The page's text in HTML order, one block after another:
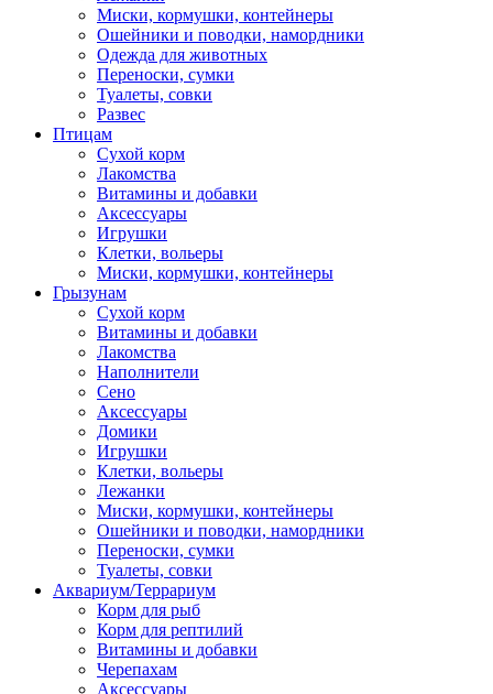
Миски, кормушки, контейнеры
Ошейники и поводки, намордники
Одежда для животных
Переноски, сумки
Туалеты, совки
Развес
Птицам
Сухой корм
Лакомства
Витамины и добавки
Аксессуары
Игрушки
Клетки, вольеры
Миски, кормушки, контейнеры
Грызунам
Сухой корм
Витамины и добавки
Лакомства
Наполнители
Сено
Аксессуары
Домики
Игрушки
Клетки, вольеры
Лежанки
Миски, кормушки, контейнеры
Ошейники и поводки, намордники
Переноски, сумки
Туалеты, совки
Аквариум/Террариум
Корм для рыб
Корм для рептилий
Витамины и добавки
Черепахам
Аксессуары